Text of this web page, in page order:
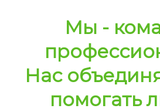
Мы -
Нас
помогать